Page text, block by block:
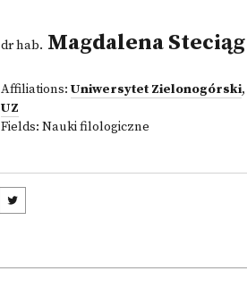
dr hab. Magdalena Steciąg
Affiliations: Uniwersytet Zielonogórski,
UZ
Fields: Nauki filologiczne